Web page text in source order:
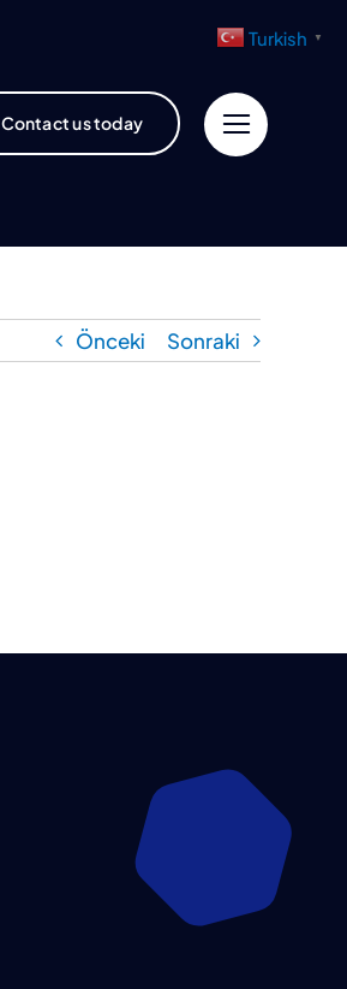
Contact us today
Önceki Sonraki
Turkish ▼